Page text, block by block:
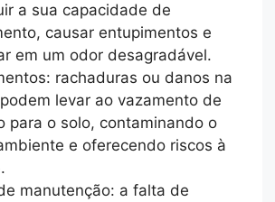
a sua capacidade de
causar entupimentos e
em um odor desagradável.
rachaduras ou danos na
levar ao vazamento de
para o solo, contaminando o
e oferecendo riscos à
manutenção: a falta de